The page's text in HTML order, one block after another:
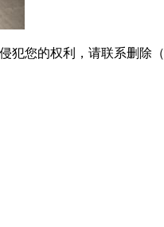
犯您的权利，请联系删除（